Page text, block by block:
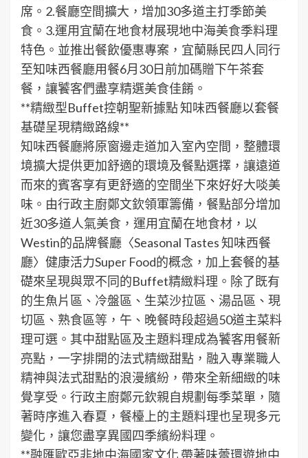
席。2.餐廳空間擴大，增加30多道主打季節美
食。3.運用宜蘭在地食材展現地中海美食季料理
特色。並推出餐飲優惠專案，宜蘭縣民四人同行
至知味西餐廳用餐6月30日前加碼贈下午茶套
餐，讓饕客們盡享精選美食佳餚。
**精緻型Buffet控朝聖新據點 知味西餐廳以套餐
基礎呈現精緻路線**
知味西餐廳將原窗邊走道加入室內空間，整體環
境擴大提供更加舒適的環境及餐點選擇，讓遠道
而來的賓客享有更舒適的空間坐下來好好大啖美
味。由行政主廚鄭文欽領軍籌備，餐點部分增加
近30多道人氣美食，運用宜蘭在地食材，以
Westin的品牌餐廳〈Seasonal Tastes 知味西餐
廳〉健康活力Super Food的概念，加上套餐的基
礎來呈現與眾不同的Buffet精緻料理。除了既有
的生魚片區、冷盤區、生菜沙拉區、湯品區、現
切區、熟食區等，午、晚餐時段超過50道主菜料
理可選。其中甜點區及主題料理成為饕客用餐新
亮點，一字排開的法式精緻甜點，融入專業職人
精神與法式甜點的浪漫繽紛，帶來全新細緻的味
覺享受。行政主廚鄭元欽親自規劃每季菜單，隨
著時序進入春夏，餐檯上的主題料理也呈現多元
變化，讓您盡享異國四季繽紛料理。
**融匯歐亞非地中海國家文化 帶著味蕾環遊地中